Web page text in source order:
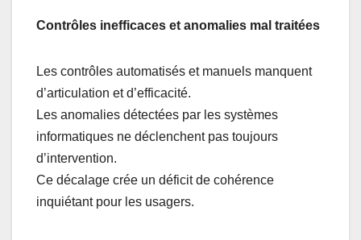
Contrôles inefficaces et anomalies mal traitées
Les contrôles automatisés et manuels manquent
d’articulation et d’efficacité.
Les anomalies détectées par les systèmes
informatiques ne déclenchent pas toujours
d’intervention.
Ce décalage crée un déficit de cohérence
inquiétant pour les usagers.